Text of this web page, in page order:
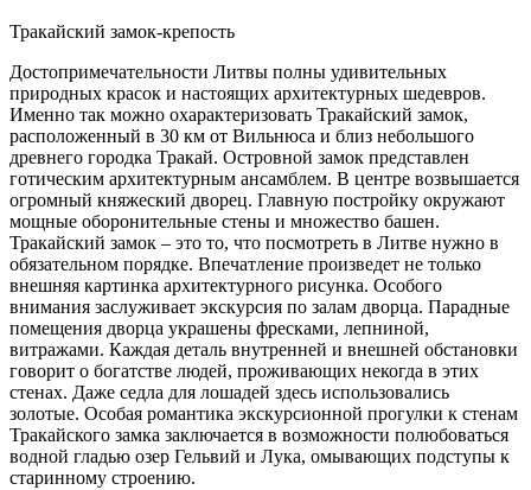
Тракайский замок-крепость
Достопримечательности Литвы полны удивительных
природных красок и настоящих архитектурных шедевров.
Именно так можно охарактеризовать Тракайский замок,
расположенный в 30 км от Вильнюса и близ небольшого
древнего городка Тракай. Островной замок представлен
готическим архитектурным ансамблем. В центре возвышается
огромный княжеский дворец. Главную постройку окружают
мощные оборонительные стены и множество башен.
Тракайский замок – это то, что посмотреть в Литве нужно в
обязательном порядке. Впечатление произведет не только
внешняя картинка архитектурного рисунка. Особого
внимания заслуживает экскурсия по залам дворца. Парадные
помещения дворца украшены фресками, лепниной,
витражами. Каждая деталь внутренней и внешней обстановки
говорит о богатстве людей, проживающих некогда в этих
стенах. Даже седла для лошадей здесь использовались
золотые. Особая романтика экскурсионной прогулки к стенам
Тракайского замка заключается в возможности полюбоваться
водной гладью озер Гельвий и Лука, омывающих подступы к
старинному строению.